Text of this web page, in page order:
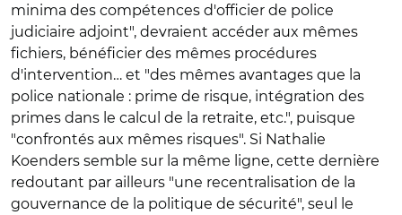
minima des compétences d'officier de police
judiciaire adjoint", devraient accéder aux mêmes
fichiers, bénéficier des mêmes procédures
d'intervention… et "des mêmes avantages que la
police nationale : prime de risque, intégration des
primes dans le calcul de la retraite, etc.", puisque
"confrontés aux mêmes risques". Si Nathalie
Koenders semble sur la même ligne, cette dernière
redoutant par ailleurs "une recentralisation de la
gouvernance de la politique de sécurité", seul le